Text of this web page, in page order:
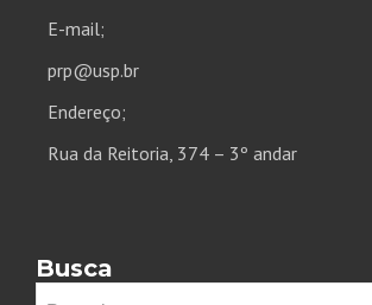
E-mail;
prp@usp.br
Endereço;
Rua da Reitoria, 374 – 3º andar
Busca